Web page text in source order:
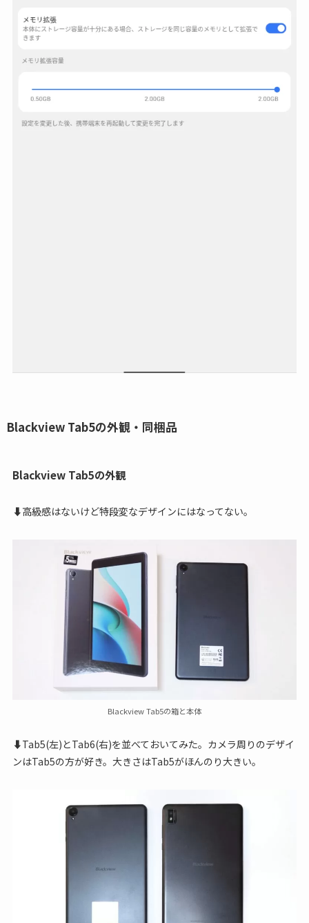
Blackview Tab5の外観・同梱品
Blackview Tab5の外観
⬇高級感はないけど特段変なデザインにはなってない。
Blackview Tab5の箱と本体
⬇Tab5(左)とTab6(右)を並べておいてみた。カメラ周りのデザイ
ンはTab5の方が好き。大きさはTab5がほんのり大きい。